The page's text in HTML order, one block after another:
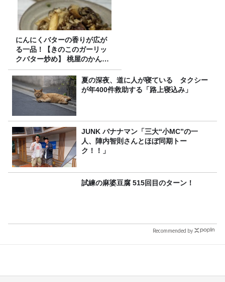
にんにくバターの香りが広が
る一品！【きのこのガーリッ
クバター炒め】 桃屋のかんた
んレシピ
夏の深夜、道に人が寝ている タクシー
が年400件救助する「路上寝込み」
JUNK バナナマン「三大“小MC”の一
人、陣内智則さんとほぼ同期トー
ク！！」
試練の麻婆豆腐 515回目のターン！
Recommended by